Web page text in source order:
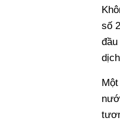
số